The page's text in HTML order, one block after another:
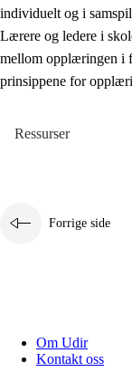
individuelt og i
Lærere og ledere i
mellom opplæringen i
prinsippene for
Ressurser
Forrige side
Om Udir
Kontakt oss